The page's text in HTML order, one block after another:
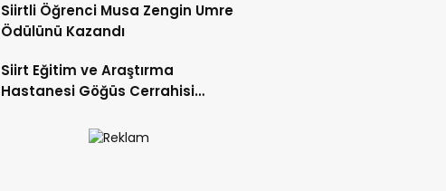
Siirtli Öğrenci Musa Zengin Umre
Ödülünü Kazandı
Siirt Eğitim ve Araştırma
Hastanesi Göğüs Cerrahisi
“Akciğer Nodülleri Her Zaman